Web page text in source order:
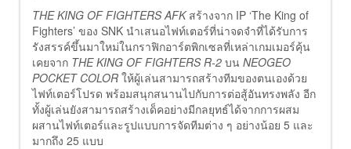
THE KING OF FIGHTERS AFKสร้างจาก IP ‘The King of
Fighters’ ของ SNK นำเสนอไฟท์เตอร์ที่น่าจดจำที่ได้รับการ
รังสรรค์ขึ้นมาใหม่ในกราฟิกอาร์ตพิกเซลที่เหล่าเกมเมอร์คุ้น
เคยจาก THE KING OF FIGHTERS R-2 บน NEOGEO
POCKET COLOR ให้ผู้เล่นสามารถสร้างทีมของตนเองด้วย
ไฟท์เตอร์โปรด พร้อมสนุกสนานไปกับการต่อสู้อันทรงพลัง อีก
ทั้งผู้เล่นยังสามารถสร้างเด็คอย่างมีกลยุทธ์ได้จากการผสม
ผสานไฟท์เตอร์และรูปแบบการจัดทีมต่าง ๆ อย่างน้อย 5 และ
มากถึง 25 แบบ